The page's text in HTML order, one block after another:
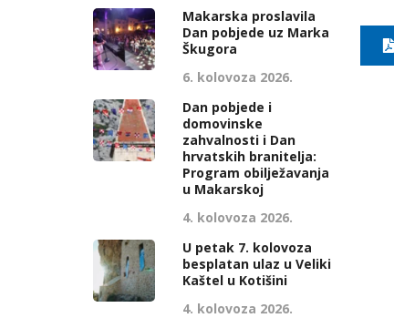
Makarska proslavila
Dan pobjede uz Marka
Škugora
6. kolovoza 2026.
Dan pobjede i
domovinske
zahvalnosti i Dan
hrvatskih branitelja:
Program obilježavanja
u Makarskoj
4. kolovoza 2026.
U petak 7. kolovoza
besplatan ulaz u Veliki
Kaštel u Kotišini
4. kolovoza 2026.